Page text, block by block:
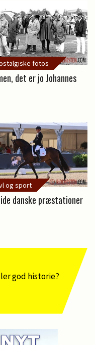
fotos
det er jo Johannes
og sport
danske præstationer
god historie?